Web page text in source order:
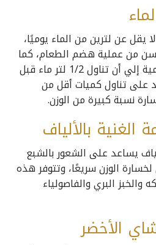
عن لترين من الماء يوميًا،
من عملية هضم الطعام، كما
أشارت بعض الدراسات العلمية إلي أن تناول 1/2 لتر ماء قبل
على تناول كميات أقل من
نسبة كبيرة من الوزن.
الغنية بالألياف
يساعد على الشعور بالشبع
الوزن سريعًا، وتتوفر هذه
والخبز البري والفاصولياء
الأخضر